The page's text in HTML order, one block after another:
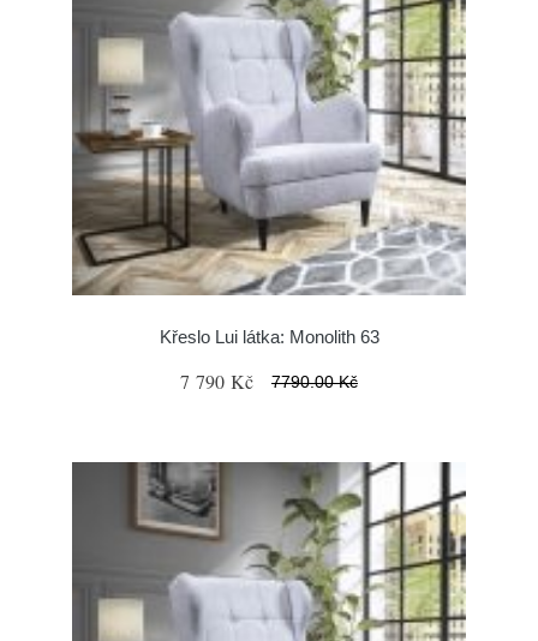
Křeslo Lui látka: Monolith 63
7 790 Kč 7790.00 Kč